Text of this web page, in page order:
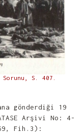
Sorunu, S. 407.
gönderdiği 19
Arşivi No: 4-
Fih.3):